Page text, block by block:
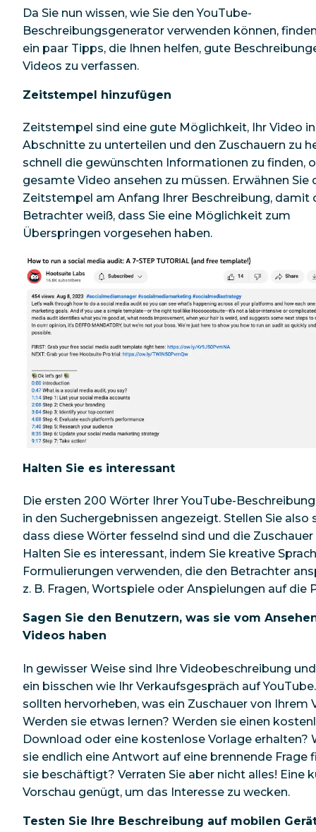
Da Sie nun wissen, wie Sie den YouTube-
Beschreibungsgenerator verwenden können,
ein paar Tipps, die Ihnen helfen, gute
Videos zu verfassen.
Zeitstempel hinzufügen
Zeitstempel sind eine gute Möglichkeit, Ihr Video in
Abschnitte zu unterteilen und den Zuschauern zu
schnell die gewünschten Informationen zu finden,
gesamte Video ansehen zu müssen. Erwähnen Sie
Zeitstempel am Anfang Ihrer Beschreibung, damit
Betrachter weiß, dass Sie eine Möglichkeit zum
Überspringen vorgesehen haben.
Halten Sie es interessant
Die ersten 200 Wörter Ihrer YouTube-
in den Suchergebnissen angezeigt. Stellen Sie also
dass diese Wörter fesselnd sind und die Zuschauer
Halten Sie es interessant, indem Sie kreative
Formulierungen verwenden, die den Betrachter
z. B. Fragen, Wortspiele oder Anspielungen auf die
Sagen Sie den Benutzern, was sie vom
Videos haben
In gewisser Weise sind Ihre Videobeschreibung
ein bisschen wie Ihr Verkaufsgespräch auf
sollten hervorheben, was ein Zuschauer von Ihrem
Werden sie etwas lernen? Werden sie einen
Download oder eine kostenlose Vorlage erhalten?
sie endlich eine Antwort auf eine brennende Frage
sie beschäftigt? Verraten Sie aber nicht alles! Eine
Vorschau genügt, um das Interesse zu wecken.
Testen Sie Ihre Beschreibung auf mobilen